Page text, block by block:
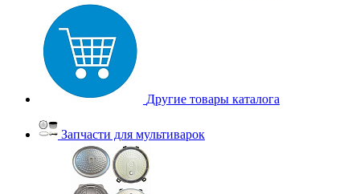
Другие товары каталога
Запчасти для мультиварок